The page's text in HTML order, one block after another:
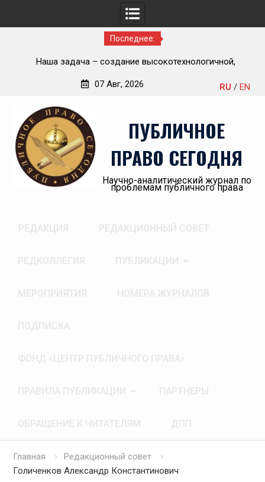
Последнее:
Приветствие Статс-секретаря -заместителя Министра
Олеговича Салагая участникам секции
«Административный порядок рассмотрения публично-
правовых споров и правовая медицина» II Донбасского
юридического форума «Правовое пространство
Донбасса:вектор 2026»
RU /EN
07 Авг, 2026
содержимому
ПУБЛИЧНОЕ
ПРАВО СЕГОДНЯ
Научно-аналитический журнал по
проблемам публичного права
Главная
Редакционный совет
Голиченков Александр Константинович